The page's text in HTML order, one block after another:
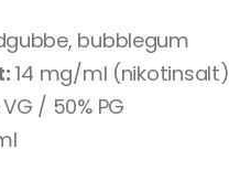
bubblegum
14 mg/ml (nikotinsalt)
/ 50% PG